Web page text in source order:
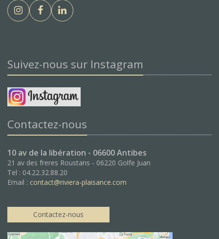
Suivez-nous sur Instagram
Contactez-nous
10 av de la libération - 06600 Antibes
21 av des freres Roustans - 06220 Golfe Juan
Tel : 04.22.32.88.20
Email : contact@riviera-plaisance.com
Contactez-nous